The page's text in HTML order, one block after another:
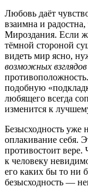
Любовь даёт
взаимна и
Мироздания. Если
тёмной стороной
видеть мир ясно,
возможных взглядов
подобную
любящего всегда
изменится к
Безысходность уже
оплакивание себя.
противостоит вере.
к человеку
его каких бы то ни
безысходность —